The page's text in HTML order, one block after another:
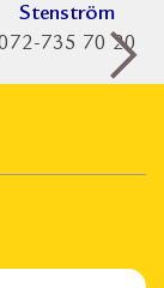
Stenström
735 70 20